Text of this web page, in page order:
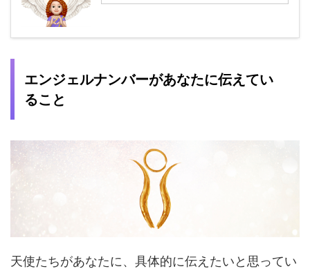
エンジェルナンバーがあなたに伝えてい
ること
天使たちがあなたに、具体的に伝えたいと思ってい